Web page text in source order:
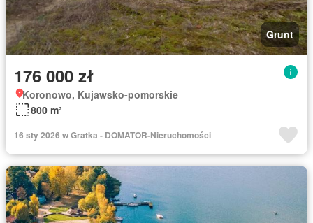
Grunt
176 000 zł
Koronowo, Kujawsko-pomorskie
800 m²
16 sty 2026 w Gratka - DOMATOR-Nieruchomości